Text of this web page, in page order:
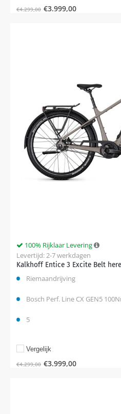
€4.299,00 €3.999,00
Kalkhoff Entice 3 Excite Belt
100% Rijklaar Levering
Levertijd: 2-7 werkdagen
Riemaandrijving
Bosch Perf. Line CX GEN5
5
€4.299,00 €3.999,00
Vergelijk